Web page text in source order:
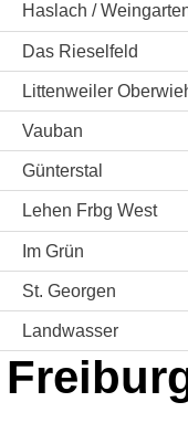
Haslach /
Das Rieselfeld
Littenweiler
Vauban
Günterstal
Lehen Frbg West
Im Grün
St. Georgen
Landwasser